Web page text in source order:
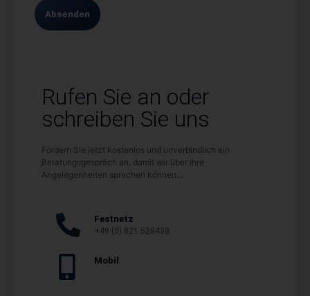
Absenden
Rufen Sie an oder
schreiben Sie uns
Fordern Sie jetzt kostenlos und unverbindlich ein
Beratungsgespräch an, damit wir über Ihre
Angelegenheiten sprechen können…
Festnetz
+49 (0) 821 528438
Mobil